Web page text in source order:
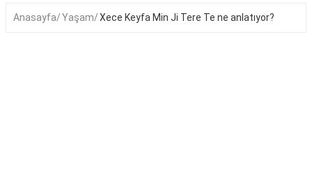
Anasayfa Yaşam Xece Keyfa Min Ji Tere Te ne anlatıyor?